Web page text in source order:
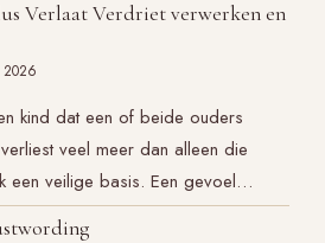
Verlaat Verdriet verwerken en
2026
kind dat een of beide ouders
veel meer dan alleen die
een veilige basis. Een gevoel…